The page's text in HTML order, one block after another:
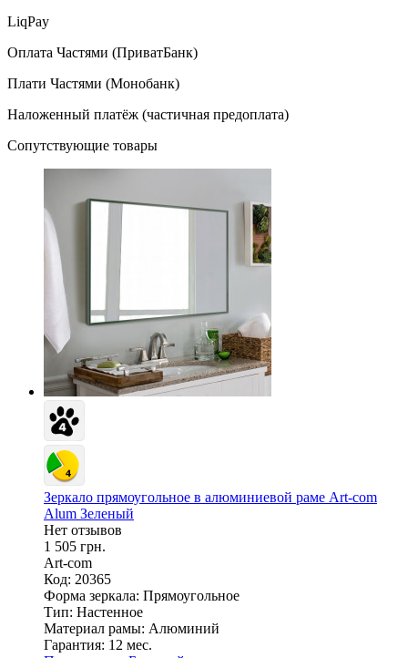
LiqPay
Оплата Частями (ПриватБанк)
Плати Частями (Монобанк)
Наложенный платёж (частичная предоплата)
Сопутствующие товары
Зеркало прямоугольное в алюминиевой раме Art-com
Alum Зеленый
Нет отзывов
1 505 грн.
Art-com
Код: 20365
Форма зеркала: Прямоугольное
Тип: Настенное
Материал рамы: Алюминий
Гарантия: 12 мес.